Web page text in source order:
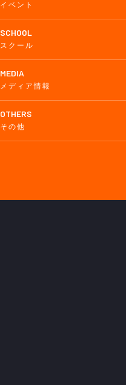
イベント
SCHOOL
スクール
MEDIA
メディア情報
OTHERS
その他